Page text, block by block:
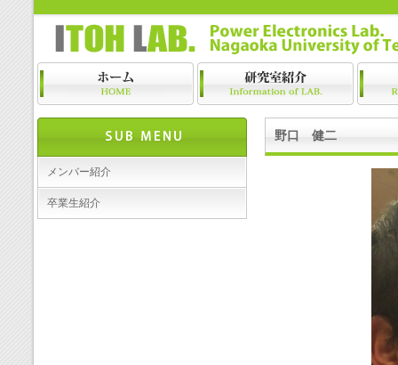
野口 健二
メンバー紹介
卒業生紹介